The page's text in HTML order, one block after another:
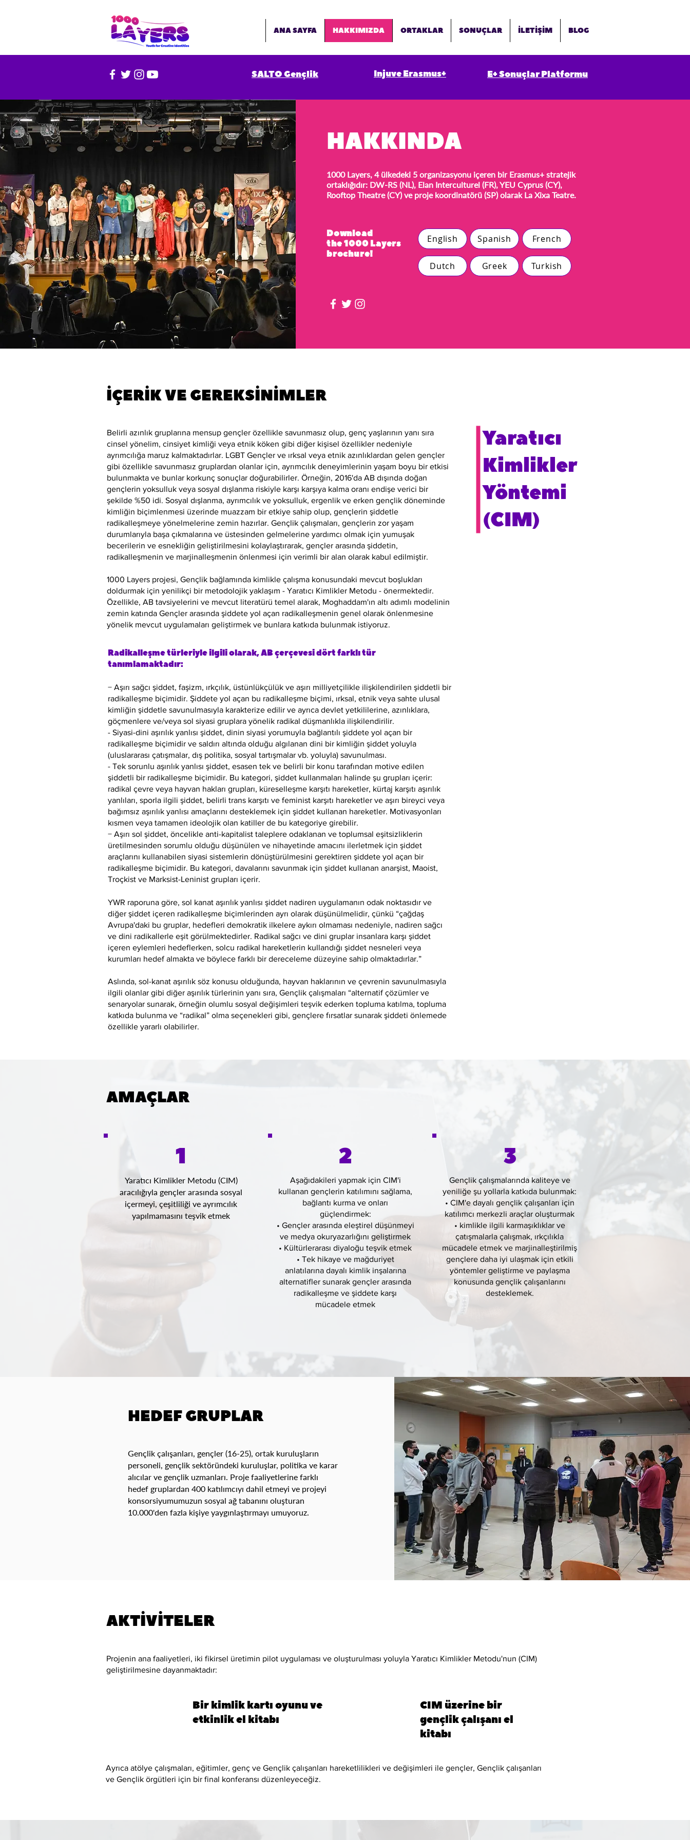
ANA SAYFA HAKKIMIZDA ORTAKLAR SONUÇLAR İLETİŞİM BLOG
HAKKINDA
1000 Layers, 4 ülkedeki 5 organizasyonu içeren bir Erasmus+ stratejik
ortaklığıdır: DW-RS (NL), Elan Interculturel (FR), YEU Cyprus (CY),
Rooftop Theatre (CY) ve proje koordinatörü (SP) olarak La Xixa Teatre.
Download
the 1000 Layers
brochure!
English
Dutch
Spanish
Greek
French
Turkish
İÇERİK VE GEREKSİNİMLER
Belirli azınlık gruplarına mensup gençler özellikle savunmasız olup, genç yaşlarının yanı sıra
cinsel yönelim, cinsiyet kimliği veya etnik köken gibi diğer kişisel özellikler nedeniyle
ayrımcılığa maruz kalmaktadırlar. LGBT Gençler ve ırksal veya etnik azınlıklardan gelen gençler
gibi özellikle savunmasız gruplardan olanlar için, ayrımcılık deneyimlerinin yaşam boyu bir etkisi
bulunmakta ve bunlar korkunç sonuçlar doğurabilirler. Örneğin, 2016'da AB dışında doğan
gençlerin yoksulluk veya sosyal dışlanma riskiyle karşı karşıya kalma oranı endişe verici bir
şekilde %50 idi. Sosyal dışlanma, ayrımcılık ve yoksulluk, ergenlik ve erken gençlik döneminde
kimliğin biçimlenmesi üzerinde muazzam bir etkiye sahip olup, gençlerin şiddetle
radikalleşmeye yönelmelerine zemin hazırlar. Gençlik çalışmaları, gençlerin zor yaşam
durumlarıyla başa çıkmalarına ve üstesinden gelmelerine yardımcı olmak için yumuşak
becerilerin ve esnekliğin geliştirilmesini kolaylaştırarak, gençler arasında şiddetin,
radikalleşmenin ve marjinalleşmenin önlenmesi için verimli bir alan olarak kabul edilmiştir.
1000 Layers projesi, Gençlik bağlamında kimlikle çalışma konusundaki mevcut boşlukları
doldurmak için yenilikçi bir metodolojik yaklaşım - Yaratıcı Kimlikler Metodu - önermektedir.
Özellikle, AB tavsiyelerini ve mevcut literatürü temel alarak, Moghaddam'ın altı adımlı modelinin
zemin katında Gençler arasında şiddete yol açan radikalleşmenin genel olarak önlenmesine
yönelik mevcut uygulamaları geliştirmek ve bunlara katkıda bulunmak istiyoruz.
Yaratıcı
Kimlikler
Yöntemi
(CIM)
Radikalleşme türleriyle ilgili olarak, AB çerçevesi dört farklı tür
tanımlamaktadır:
− Aşırı sağcı şiddet, faşizm, ırkçılık, üstünlükçülük ve aşırı milliyetçilikle ilişkilendirilen şiddetli bir
radikalleşme biçimidir. Şiddete yol açan bu radikalleşme biçimi, ırksal, etnik veya sahte ulusal
kimliğin şiddetle savunulmasıyla karakterize edilir ve ayrıca devlet yetkililerine, azınlıklara,
göçmenlere ve/veya sol siyasi gruplara yönelik radikal düşmanlıkla ilişkilendirilir.
- Siyasi-dini aşırılık yanlısı şiddet, dinin siyasi yorumuyla bağlantılı şiddete yol açan bir
radikalleşme biçimidir ve saldırı altında olduğu algılanan dini bir kimliğin şiddet yoluyla
(uluslararası çatışmalar, dış politika, sosyal tartışmalar vb. yoluyla) savunulması.
- Tek sorunlu aşırılık yanlısı şiddet, esasen tek ve belirli bir konu tarafından motive edilen
şiddetli bir radikalleşme biçimidir. Bu kategori, şiddet kullanmaları halinde şu grupları içerir:
radikal çevre veya hayvan hakları grupları, küreselleşme karşıtı hareketler, kürtaj karşıtı aşırılık
yanlıları, sporla ilgili şiddet, belirli trans karşıtı ve feminist karşıtı hareketler ve aşırı bireyci veya
bağımsız aşırılık yanlısı amaçlarını desteklemek için şiddet kullanan hareketler. Motivasyonları
kısmen veya tamamen ideolojik olan katiller de bu kategoriye girebilir.
− Aşırı sol şiddet, öncelikle anti-kapitalist taleplere odaklanan ve toplumsal eşitsizliklerin
üretilmesinden sorumlu olduğu düşünülen ve nihayetinde amacını ilerletmek için şiddet
araçlarını kullanabilen siyasi sistemlerin dönüştürülmesini gerektiren şiddete yol açan bir
radikalleşme biçimidir. Bu kategori, davalarını savunmak için şiddet kullanan anarşist, Maoist,
Troçkist ve Marksist-Leninist grupları içerir.
YWR raporuna göre, sol kanat aşırılık yanlısı şiddet nadiren uygulamanın odak noktasıdır ve
diğer şiddet içeren radikalleşme biçimlerinden ayrı olarak düşünülmelidir, çünkü “çağdaş
Avrupa'daki bu gruplar, hedefleri demokratik ilkelere aykırı olmaması nedeniyle, nadiren sağcı
ve dini radikallerle eşit görülmektedirler. Radikal sağcı ve dini gruplar insanlara karşı şiddet
içeren eylemleri hedeflerken, solcu radikal hareketlerin kullandığı şiddet nesneleri veya
kurumları hedef almakta ve böylece farklı bir dereceleme düzeyine sahip olmaktadırlar.”
Aslında, sol-kanat aşırılık söz konusu olduğunda, hayvan haklarının ve çevrenin savunulmasıyla
ilgili olanlar gibi diğer aşırılık türlerinin yanı sıra, Gençlik çalışmaları “alternatif çözümler ve
senaryolar sunarak, örneğin olumlu sosyal değişimleri teşvik ederken topluma katılma, topluma
katkıda bulunma ve “radikal” olma seçenekleri gibi, gençlere fırsatlar sunarak şiddeti önlemede
özellikle yararlı olabilirler.
AMAÇLAR
1
Yaratıcı Kimlikler Metodu (CIM)
aracılığıyla gençler arasında sosyal
içermeyi, çeşitliliği ve ayrımcılık
yapılmamasını teşvik etmek
2
Aşağıdakileri yapmak için CIM'i
kullanan gençlerin katılımını sağlama,
bağlantı kurma ve onları
güçlendirmek:
• Gençler arasında eleştirel düşünmeyi
ve medya okuryazarlığını geliştirmek
• Kültürlerarası diyaloğu teşvik etmek
• Tek hikaye ve mağduriyet
anlatılarına dayalı kimlik inşalarına
alternatifler sunarak gençler arasında
radikalleşme ve şiddete karşı
mücadele etmek
3
Gençlik çalışmalarında kaliteye ve
yeniliğe şu yollarla katkıda bulunmak:
• CIM'e dayalı gençlik çalışanları için
katılımcı merkezli araçlar oluşturmak
• kimlikle ilgili karmaşıklıklar ve
çatışmalarla çalışmak, ırkçılıkla
mücadele etmek ve marjinalleştirilmiş
gençlere daha iyi ulaşmak için etkili
yöntemler geliştirme ve paylaşma
konusunda gençlik çalışanlarını
desteklemek.
HEDEF GRUPLAR
Gençlik çalışanları, gençler (16-25), ortak kuruluşların
personeli, gençlik sektöründeki kuruluşlar, politika ve karar
alıcılar ve gençlik uzmanları. Proje faaliyetlerine farklı
hedef gruplardan 400 katılımcıyı dahil etmeyi ve projeyi
konsorsiyumumuzun sosyal ağ tabanını oluşturan
10.000'den fazla kişiye yaygınlaştırmayı umuyoruz.
AKTİVİTELER
Projenin ana faaliyetleri, iki fikirsel üretimin pilot uygulaması ve oluşturulması yoluyla Yaratıcı Kimlikler Metodu'nun (CIM)
geliştirilmesine dayanmaktadır:
Bir kimlik kartı oyunu ve
etkinlik el kitabı
CIM üzerine bir
gençlik çalışanı el
kitabı
Ayrıca atölye çalışmaları, eğitimler, genç ve Gençlik çalışanları hareketlilikleri ve değişimleri ile gençler, Gençlik çalışanları
ve Gençlik örgütleri için bir final konferansı düzenleyeceğiz.
SALTO Gençlik Injuve Erasmus+ E+ Sonuçlar Platformu